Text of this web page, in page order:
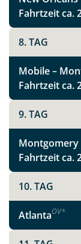
Facebook
X
Telegram
per E-
Fahrtzeit ca.
8. TAG
Mobile –
Fahrtzeit ca.
9. TAG
Montgomery
Fahrtzeit ca.
10. TAG
AtlantaOV*